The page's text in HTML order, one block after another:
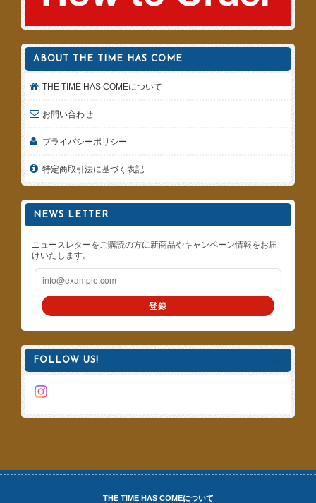
ABOUT THE TIME HAS COME
THE TIME HAS COMEについて
お問い合わせ
プライバシーポリシー
特定商取引法に基づく表記
NEWS LETTER
ニュースレターをご購読の方に新商品やキャンペーン情報をお届
けいたします。
登録
FOLLOW US!
THE TIME HAS COMEについて